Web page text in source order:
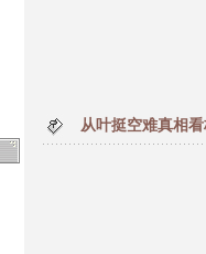
从叶挺空难真相